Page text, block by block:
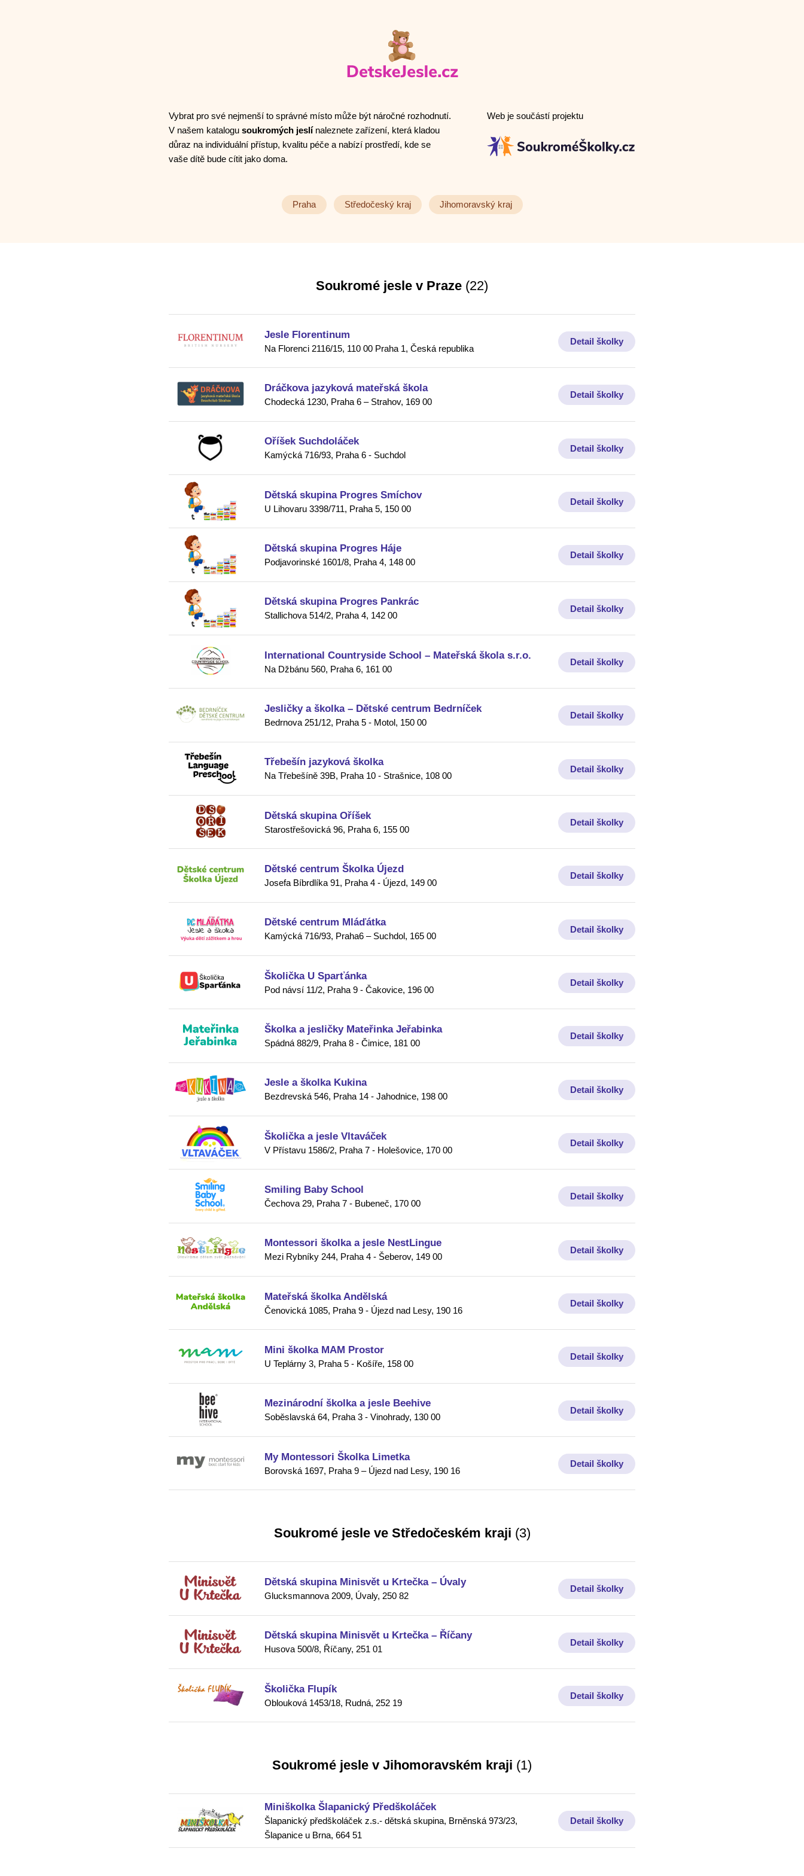
Vybrat pro své nejmenší to správné místo může být náročné rozhodnutí.
V našem katalogu soukromých jeslínaleznete zařízení, která kladou
důraz na individuální přístup, kvalitu péče a nabízí prostředí, kde se
vaše dítě bude cítit jako doma.
Web je součástí projektu
Praha Středočeský kraj Jihomoravský kraj
Soukromé jesle v Praze (22)
Jesle Florentinum
Na Florenci 2116/15, 110 00 Praha 1, Česká republika
Detail školky
Dráčkova jazyková mateřská škola
Chodecká 1230, Praha 6 – Strahov, 169 00
Detail školky
Oříšek Suchdoláček
Kamýcká 716/93, Praha 6 - Suchdol
Detail školky
Dětská skupina Progres Smíchov
U Lihovaru 3398/711, Praha 5, 150 00
Detail školky
Dětská skupina Progres Háje
Podjavorinské 1601/8, Praha 4, 148 00
Detail školky
Dětská skupina Progres Pankrác
Stallichova 514/2, Praha 4, 142 00
Detail školky
International Countryside School – Mateřská škola s.r.o.
Na Džbánu 560, Praha 6, 161 00
Detail školky
Jesličky a školka – Dětské centrum Bedrníček
Bedrnova 251/12, Praha 5 - Motol, 150 00
Detail školky
Třebešín jazyková školka
Na Třebešíně 39B, Praha 10 - Strašnice, 108 00
Detail školky
Dětská skupina Oříšek
Starostřešovická 96, Praha 6, 155 00
Detail školky
Dětské centrum Školka Újezd
Josefa Bíbrdlíka 91, Praha 4 - Újezd, 149 00
Detail školky
Dětské centrum Mláďátka
Kamýcká 716/93, Praha6 – Suchdol, 165 00
Detail školky
Školička U Sparťánka
Pod návsí 11/2, Praha 9 - Čakovice, 196 00
Detail školky
Školka a jesličky Mateřinka Jeřabinka
Spádná 882/9, Praha 8 - Čimice, 181 00
Detail školky
Jesle a školka Kukina
Bezdrevská 546, Praha 14 - Jahodnice, 198 00
Detail školky
Školička a jesle Vltaváček
V Přístavu 1586/2, Praha 7 - Holešovice, 170 00
Detail školky
Smiling Baby School
Čechova 29, Praha 7 - Bubeneč, 170 00
Detail školky
Montessori školka a jesle NestLingue
Mezi Rybníky 244, Praha 4 - Šeberov, 149 00
Detail školky
Mateřská školka Andělská
Čenovická 1085, Praha 9 - Újezd nad Lesy, 190 16
Detail školky
Mini školka MAM Prostor
U Teplárny 3, Praha 5 - Košíře, 158 00
Detail školky
Mezinárodní školka a jesle Beehive
Soběslavská 64, Praha 3 - Vinohrady, 130 00
Detail školky
My Montessori Školka Limetka
Borovská 1697, Praha 9 – Újezd nad Lesy, 190 16
Detail školky
Soukromé jesle ve Středočeském kraji (3)
Dětská skupina Minisvět u Krtečka – Úvaly
Glucksmannova 2009, Úvaly, 250 82
Detail školky
Dětská skupina Minisvět u Krtečka – Říčany
Husova 500/8, Říčany, 251 01
Detail školky
Školička Flupík
Oblouková 1453/18, Rudná, 252 19
Detail školky
Soukromé jesle v Jihomoravském kraji (1)
Miniškolka Šlapanický Předškoláček
Šlapanický předškoláček z.s.- dětská skupina, Brněnská 973/23,
Šlapanice u Brna, 664 51
Detail školky